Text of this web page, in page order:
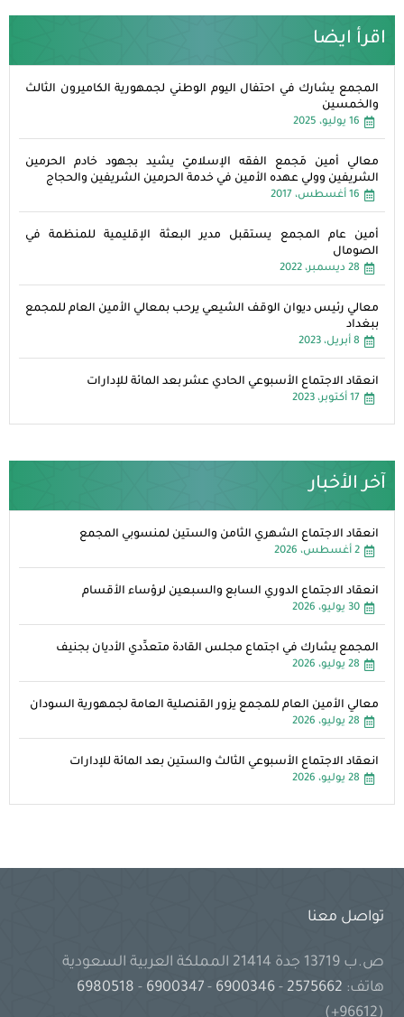
اقرأ ايضا
المجمع يشارك في احتفال اليوم الوطني لجمهورية الكاميرون الثالث
والخمسين
16 يوليو، 2025
معالي أمين مَجمع الفقه الإسلاميّ يشيد بجهود خادم الحرمين
الشريفين وولي عهده الأمين في خدمة الحرمين الشريفين والحجاج
16 أغسطس، 2017
أمين عام المجمع يستقبل مدير البعثة الإقليمية للمنظمة في
الصومال
28 ديسمبر، 2022
معالي رئيس ديوان الوقف الشيعي يرحب بمعالي الأمين العام للمجمع
ببغداد
8 أبريل، 2023
انعقاد الاجتماع الأسبوعي الحادي عشر بعد المائة للإدارات
17 أكتوبر، 2023
آخر الأخبار
انعقاد الاجتماع الشهري الثامن والستين لمنسوبي المجمع
2 أغسطس، 2026
انعقاد الاجتماع الدوري السابع والسبعين لرؤساء الأقسام
30 يوليو، 2026
المجمع يشارك في اجتماع مجلس القادة متعدِّدي الأديان بجنيف
28 يوليو، 2026
معالي الأمين العام للمجمع يزور القنصلية العامة لجمهورية السودان
28 يوليو، 2026
انعقاد الاجتماع الأسبوعي الثالث والستين بعد المائة للإدارات
28 يوليو، 2026
تواصل معنا
ص.ب 13719 جدة 21414 المملكة العربية السعودية
هاتف:
-
6900346
-
6900347
-
(96612+)